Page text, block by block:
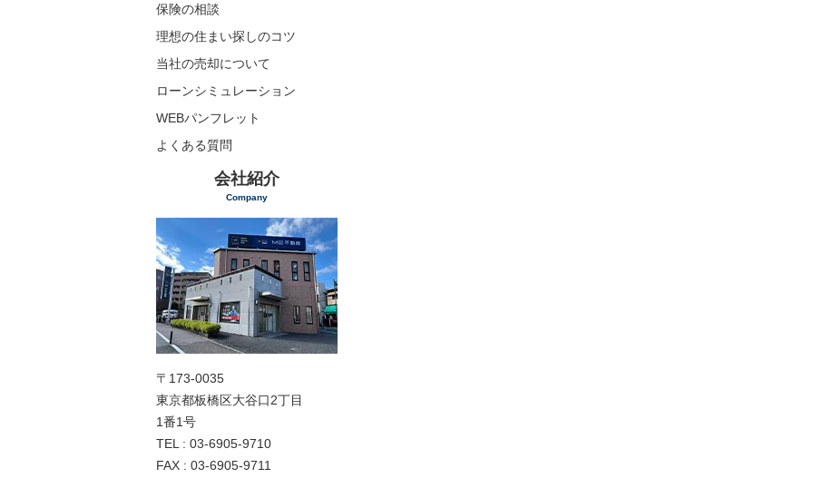
保険の相談
理想の住まい探しのコツ
当社の売却について
ローンシミュレーション
WEBパンフレット
よくある質問
会社紹介
Company
〒173-0035
東京都板橋区大谷口2丁目
1番1号
TEL : 03-6905-9710
FAX : 03-6905-9711